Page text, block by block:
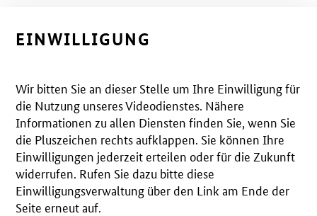
EINWILLIGUNG
Wir bitten Sie an dieser Stelle um Ihre Einwilligung für
die Nutzung unseres Videodienstes. Nähere
Informationen zu allen Diensten finden Sie, wenn Sie
die Pluszeichen rechts aufklappen. Sie können Ihre
Einwilligungen jederzeit erteilen oder für die Zukunft
widerrufen. Rufen Sie dazu bitte diese
Einwilligungsverwaltung über den Link am Ende der
Seite erneut auf.